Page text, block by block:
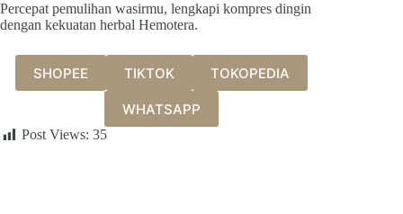
Percepat pemulihan wasirmu, lengkapi kompres dingin
dengan kekuatan herbal Hemotera.
SHOPEE TIKTOK TOKOPEDIA
WHATSAPP
Post Views: 35